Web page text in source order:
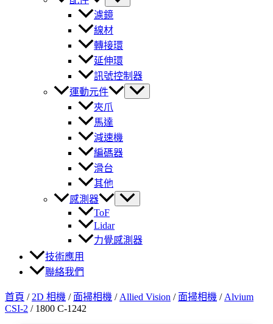
濾鏡
線材
轉接環
延伸環
訊號控制器
運動元件
夾爪
馬達
減速機
編碼器
滑台
其他
感測器
ToF
Lidar
力覺感測器
技術應用
聯絡我們
首頁 / 2D 相機 / 面掃相機 / Allied Vision / 面掃相機 / Alvium
CSI-2 / 1800 C-1242